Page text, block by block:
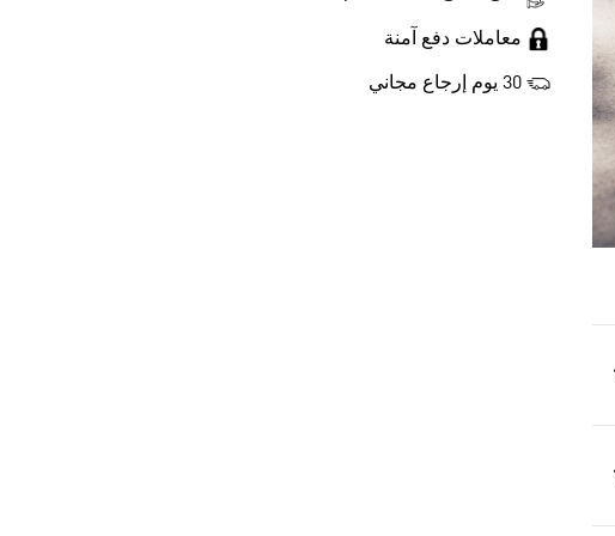
معاملات دفع آمنة
30 يوم إرجاع مجاني